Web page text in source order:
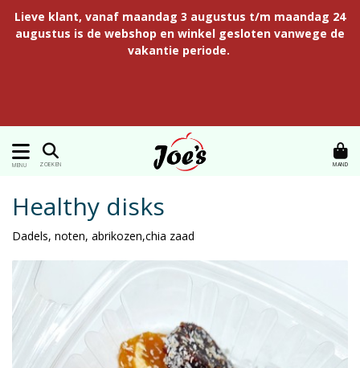
Lieve klant, vanaf maandag 3 augustus t/m maandag 24
augustus is de webshop en winkel gesloten vanwege de
vakantie periode.
MENU ZOEKEN MAND
Healthy disks
Dadels, noten, abrikozen,chia zaad